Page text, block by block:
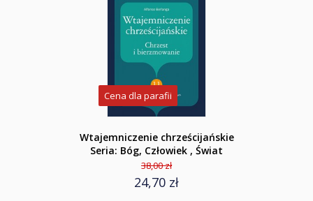
Cena dla parafii
Wtajemniczenie chrześcijańskie
Seria: Bóg, Człowiek , Świat
38,00 zł
24,70 zł